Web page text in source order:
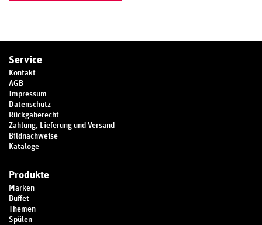
Service
Kontakt
AGB
Impressum
Datenschutz
Rückgaberecht
Zahlung, Lieferung und Versand
Bildnachweise
Kataloge
Produkte
Marken
Buffet
Themen
Spülen